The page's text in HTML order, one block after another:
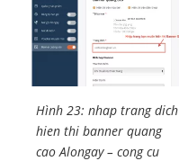
Hình 23: nhap trang dich
hien thi banner quang
cao Alongay – cong cu